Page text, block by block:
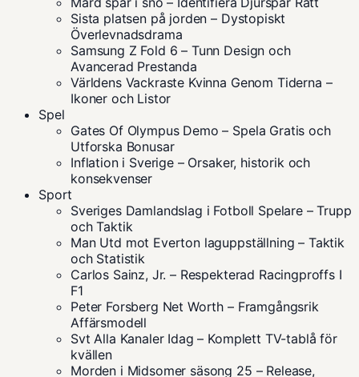
Sista platsen på jorden – Dystopiskt
Överlevnadsdrama
Samsung Z Fold 6 – Tunn Design och
Avancerad Prestanda
Världens Vackraste Kvinna Genom Tiderna –
Ikoner och Listor
Spel
Gates Of Olympus Demo – Spela Gratis och
Utforska Bonusar
Inflation i Sverige – Orsaker, historik och
konsekvenser
Sport
Sveriges Damlandslag i Fotboll Spelare – Trupp
och Taktik
Man Utd mot Everton laguppställning – Taktik
och Statistik
Carlos Sainz, Jr. – Respekterad Racingproffs I
F1
Peter Forsberg Net Worth – Framgångsrik
Affärsmodell
Svt Alla Kanaler Idag – Komplett TV-tablå för
kvällen
Morden i Midsomer säsong 25 – Release,